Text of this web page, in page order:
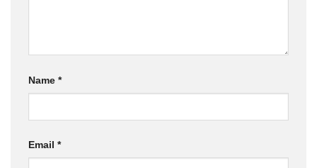
Name *
Email *